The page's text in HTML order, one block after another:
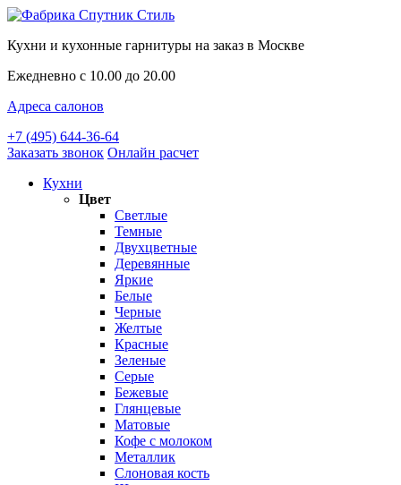
Кухни и кухонные гарнитуры на заказ в Москве
Ежедневно с 10.00 до 20.00
Адреса салонов
+7 (495) 644-36-64
Заказать звонок Онлайн расчет
Кухни
Цвет
Светлые
Темные
Двухцветные
Деревянные
Яркие
Белые
Черные
Желтые
Красные
Зеленые
Серые
Бежевые
Глянцевые
Матовые
Кофе с молоком
Металлик
Слоновая кость